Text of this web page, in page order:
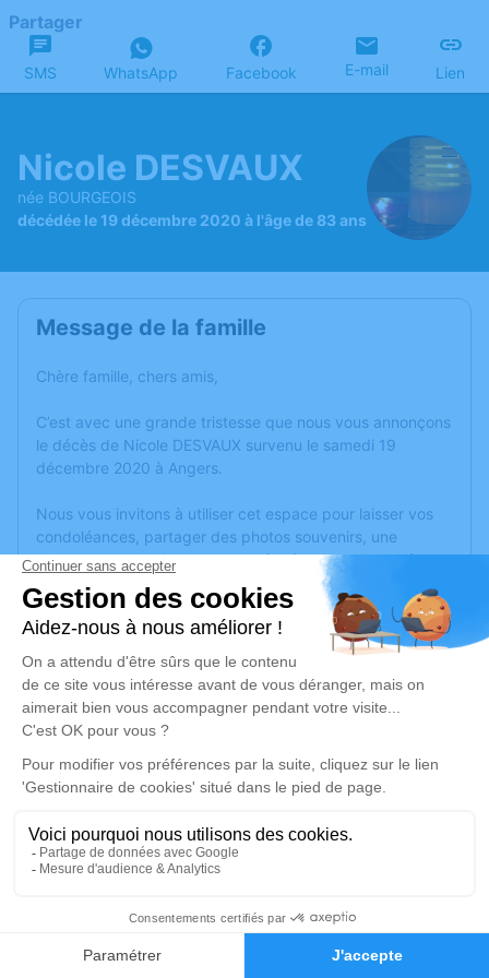
Faire-part Hommages
Partager
SMS WhatsApp Facebook E-mail Lien
Nicole DESVAUX
née BOURGEOIS
décédée le 19 décembre 2020 à l'âge de 83 ans
Message de la famille
Chère famille, chers amis,
C’est avec une grande tristesse que nous vous annonçons
le décès de Nicole DESVAUX survenu le samedi 19
décembre 2020 à Angers.
Nous vous invitons à utiliser cet espace pour laisser vos
condoléances, partager des photos souvenirs, une
anecdote ou exprimer vos pensées à travers des poèmes
ou des textes. Cet endroit est un lieu d'expression dédié à
honorer la mémoire de Nicole DESVAUX.
Un service de plantation d’arbre hommage estdisponible
mercredi 23 décembre 2020 à 10h00
Église Saint Joseph d'Angers
2, rue Saint-Joseph